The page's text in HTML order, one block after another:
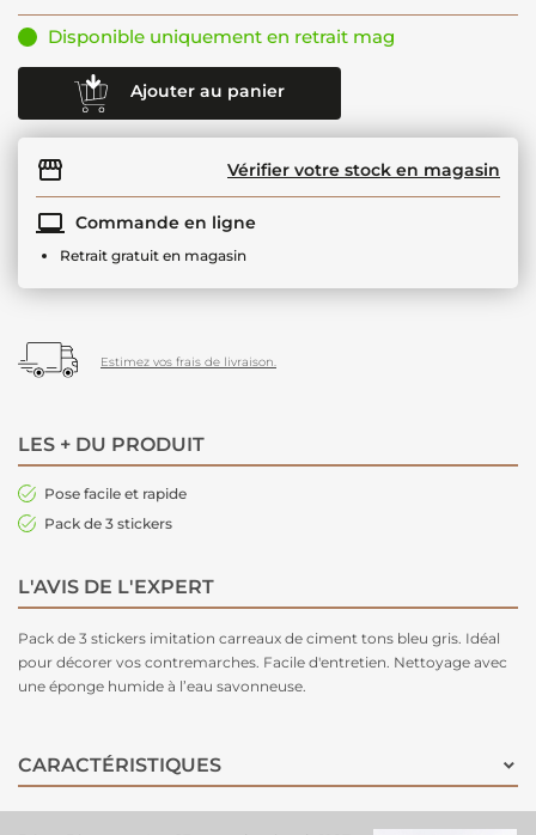
Disponible uniquement en retrait mag
Ajouter au panier
Vérifier votre stock en magasin
Commande en ligne
Retrait gratuit en magasin
Estimez vos frais de livraison.
LES + DU PRODUIT
Pose facile et rapide
Pack de 3 stickers
L'AVIS DE L'EXPERT
Pack de 3 stickers imitation carreaux de ciment tons bleu gris. Idéal
pour décorer vos contremarches. Facile d'entretien. Nettoyage avec
une éponge humide à l’eau savonneuse.
CARACTÉRISTIQUES